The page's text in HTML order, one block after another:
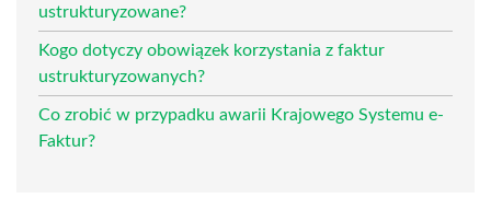
ustrukturyzowane?
Kogo dotyczy obowiązek korzystania z faktur
ustrukturyzowanych?
Co zrobić w przypadku awarii Krajowego Systemu e-
Faktur?